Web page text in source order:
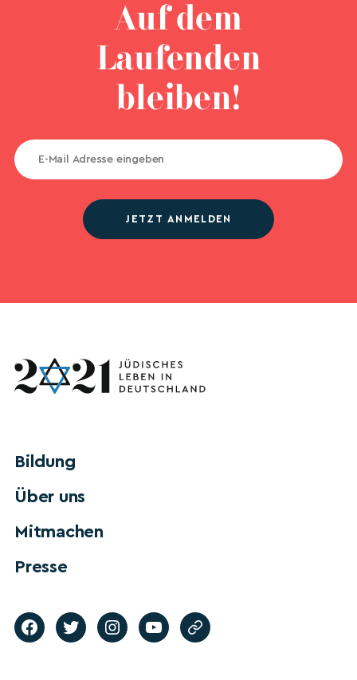
Auf dem
Laufenden
bleiben!
JETZT ANMELDEN
Bildung
Über uns
Mitmachen
Presse